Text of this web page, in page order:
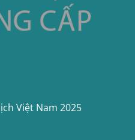
Việt Nam 2025